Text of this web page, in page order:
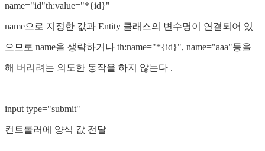
name="id"th:value="*{id}"
name으로 지정한 값과 Entity 클래스의 변수명이 연결되어 있
으므로 name을 생략하거나 th:name="*{id}", name="aaa"등을
해 버리려는 의도한 동작을 하지 않는다 .
input type="submit"
컨트롤러에 양식 값 전달